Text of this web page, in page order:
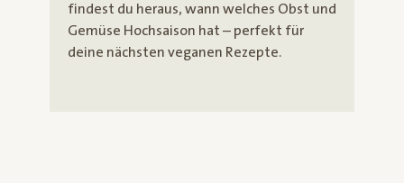
findest du heraus, wann welches Obst und
Gemüse Hochsaison hat – perfekt für
deine nächsten veganen Rezepte.